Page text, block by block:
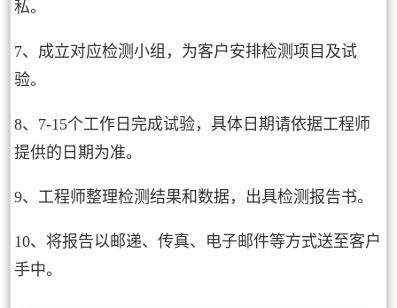
私。
7、成立对应检测小组，为客户安排检测项目及试
验。
8、7-15个工作日完成试验，具体日期请依据工程师
提供的日期为准。
9、工程师整理检测结果和数据，出具检测报告书。
10、将报告以邮递、传真、电子邮件等方式送至客户
手中。